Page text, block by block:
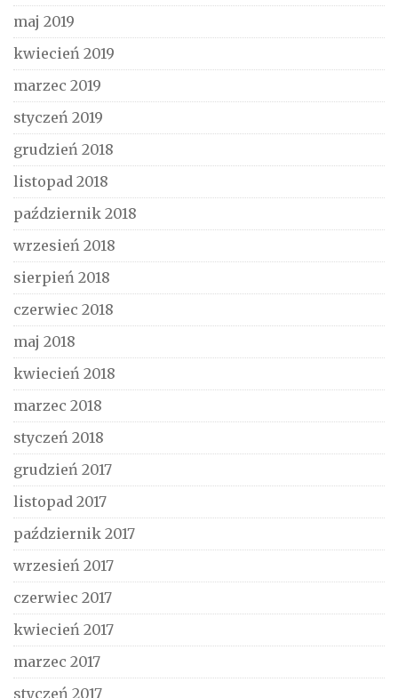
maj 2019
kwiecień 2019
marzec 2019
styczeń 2019
grudzień 2018
listopad 2018
październik 2018
wrzesień 2018
sierpień 2018
czerwiec 2018
maj 2018
kwiecień 2018
marzec 2018
styczeń 2018
grudzień 2017
listopad 2017
październik 2017
wrzesień 2017
czerwiec 2017
kwiecień 2017
marzec 2017
styczeń 2017